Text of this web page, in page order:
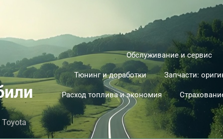
Toyota
Обслуживание и сервис
Тюнинг и доработки Запчасти:
Расход топлива и экономия